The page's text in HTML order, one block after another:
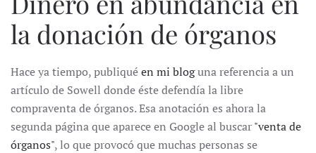
la donación de órganos
Hace ya tiempo, publiquéen mi bloguna referencia a un
artículo de Sowell donde éste defendía la libre
compraventa de órganos. Esa anotación es ahora la
segunda página que aparece en Google al buscar"venta de
órganos", lo que provocó que muchas personas se